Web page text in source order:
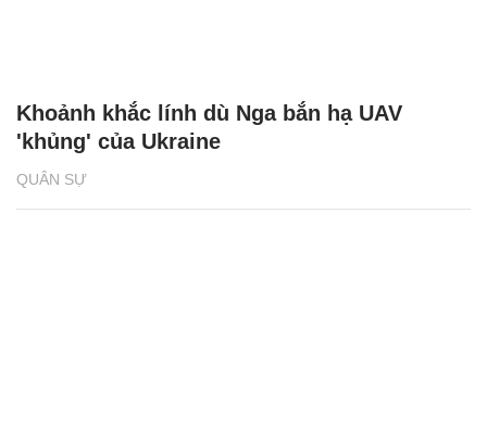
QUÂN SỰ
Khoảnh khắc lính dù Nga bắn hạ UAV
'khủng' của Ukraine